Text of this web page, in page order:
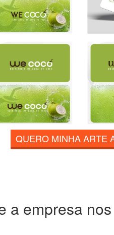
QUERO MINHA ARTE
a empresa